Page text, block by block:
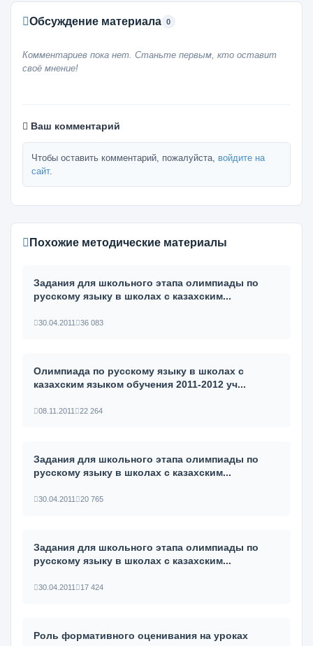
Обсуждение материала 0
Комментариев пока нет. Станьте первым, кто оставит
своё мнение!
Ваш комментарий
Чтобы оставить комментарий, пожалуйста, войдите на
сайт.
Похожие методические материалы
Задания для школьного этапа олимпиады по
русскому языку в школах с казахским...
30.04.2011 36 083
Олимпиада по русскому языку в школах с
казахским языком обучения 2011-2012 уч...
08.11.2011 22 264
Задания для школьного этапа олимпиады по
русскому языку в школах с казахским...
30.04.2011 20 765
Задания для школьного этапа олимпиады по
русскому языку в школах с казахским...
30.04.2011 17 424
Роль формативного оценивания на уроках